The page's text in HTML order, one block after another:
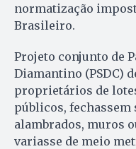
normatização
Brasileiro.
Projeto conjunto de
Diamantino (PSDC)
proprietários de
públicos, fechassem
alambrados, muros
variasse de meio